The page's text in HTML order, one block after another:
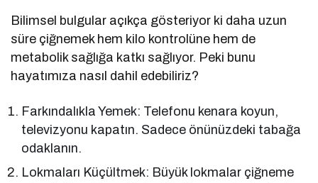
Bilimsel bulgular açıkça gösteriyor ki daha uzun
süre çiğnemek hem kilo kontrolüne hem de
metabolik sağlığa katkı sağlıyor. Peki bunu
hayatımıza nasıl dahil edebiliriz?
Farkındalıkla Yemek: Telefonu kenara koyun,
televizyonu kapatın. Sadece önünüzdeki tabağa
odaklanın.
Lokmaları Küçültmek: Büyük lokmalar çiğneme